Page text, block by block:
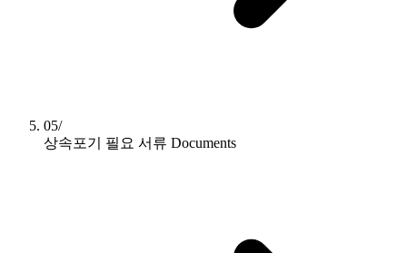
05/
상속포기 필요 서류 Documents